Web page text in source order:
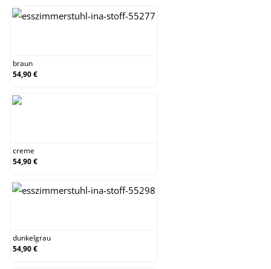
braun
54,90 €
creme
54,90 €
dunkelgrau
54,90 €